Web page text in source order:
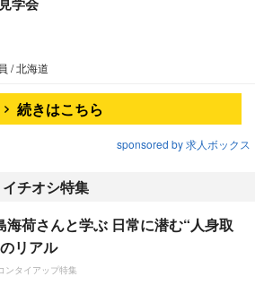
/ 北海道
続きはこちら
sponsored by 求人ボックス
チオシ特集
海荷さんと学ぶ 日常に潜む“人身取
リアル
ンタイアップ特集